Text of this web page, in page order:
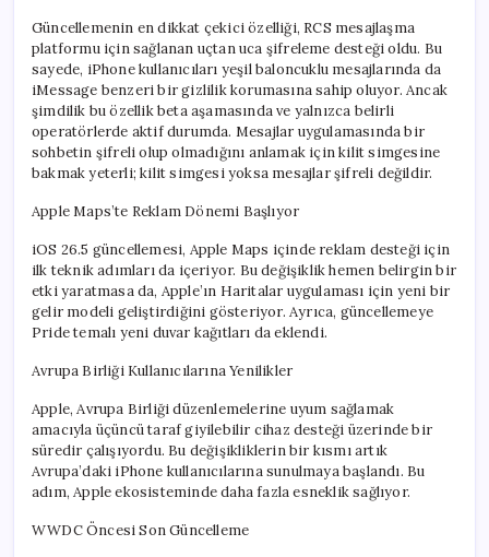
Güncellemenin en dikkat çekici özelliği, RCS mesajlaşma
platformu için sağlanan uçtan uca şifreleme desteği oldu. Bu
sayede, iPhone kullanıcıları yeşil baloncuklu mesajlarında da
iMessage benzeri bir gizlilik korumasına sahip oluyor. Ancak
şimdilik bu özellik beta aşamasında ve yalnızca belirli
operatörlerde aktif durumda. Mesajlar uygulamasında bir
sohbetin şifreli olup olmadığını anlamak için kilit simgesine
bakmak yeterli; kilit simgesi yoksa mesajlar şifreli değildir.
Apple Maps’te Reklam Dönemi Başlıyor
iOS 26.5 güncellemesi, Apple Maps içinde reklam desteği için
ilk teknik adımları da içeriyor. Bu değişiklik hemen belirgin bir
etki yaratmasa da, Apple’ın Haritalar uygulaması için yeni bir
gelir modeli geliştirdiğini gösteriyor. Ayrıca, güncellemeye
Pride temalı yeni duvar kağıtları da eklendi.
Avrupa Birliği Kullanıcılarına Yenilikler
Apple, Avrupa Birliği düzenlemelerine uyum sağlamak
amacıyla üçüncü taraf giyilebilir cihaz desteği üzerinde bir
süredir çalışıyordu. Bu değişikliklerin bir kısmı artık
Avrupa’daki iPhone kullanıcılarına sunulmaya başlandı. Bu
adım, Apple ekosisteminde daha fazla esneklik sağlıyor.
WWDC Öncesi Son Güncelleme